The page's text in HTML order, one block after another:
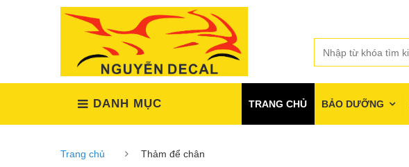
DANH MỤC TRANG CHỦ BẢO DƯỠNG
Trang chủ Thảm để chân